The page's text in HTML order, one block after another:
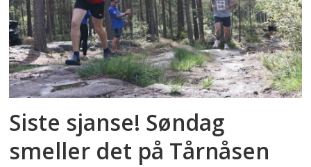
Siste sjanse! Søndag
smeller det på Tårnåsen